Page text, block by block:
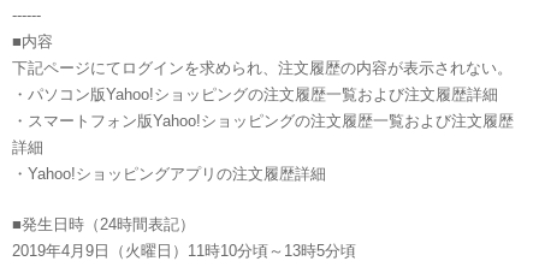
------
■内容
下記ページにてログインを求められ、注文履歴の内容が表示されない。
・パソコン版Yahoo!ショッピングの注文履歴一覧および注文履歴詳細
・スマートフォン版Yahoo!ショッピングの注文履歴一覧および注文履歴
詳細
・Yahoo!ショッピングアプリの注文履歴詳細
■発生日時（24時間表記）
2019年4月9日（火曜日）11時10分頃～13時5分頃